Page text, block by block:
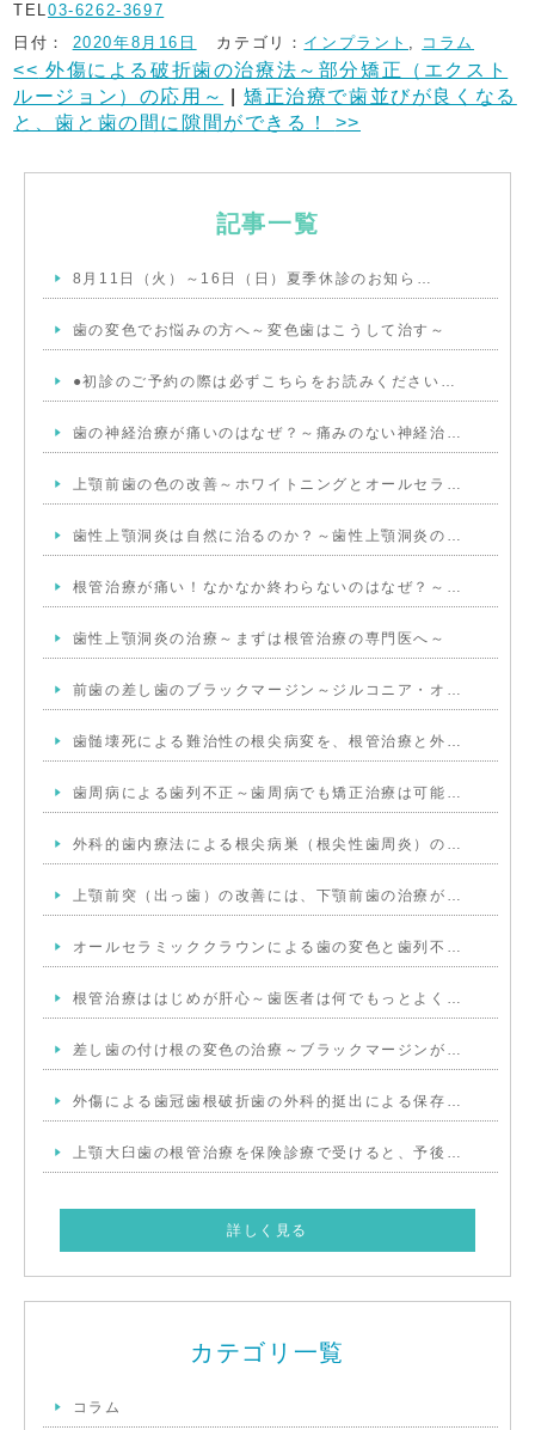
TEL03-6262-3697
日付： 2020年8月16日 カテゴリ： インプラント , コラム
<< 外傷による破折歯の治療法～部分矯正（エクスト
ルージョン）の応用～
|矯正治療で歯並びが良くなる
と、歯と歯の間に隙間ができる！ >>
記事一覧
8月11日（火）～16日（日）夏季休診のお知ら…
歯の変色でお悩みの方へ～変色歯はこうして治す～
●初診のご予約の際は必ずこちらをお読みください…
歯の神経治療が痛いのはなぜ？～痛みのない神経治…
上顎前歯の色の改善～ホワイトニングとオールセラ…
歯性上顎洞炎は自然に治るのか？～歯性上顎洞炎の…
根管治療が痛い！なかなか終わらないのはなぜ？～…
歯性上顎洞炎の治療～まずは根管治療の専門医へ～
前歯の差し歯のブラックマージン～ジルコニア・オ…
歯髄壊死による難治性の根尖病変を、根管治療と外…
歯周病による歯列不正～歯周病でも矯正治療は可能…
外科的歯内療法による根尖病巣（根尖性歯周炎）の…
上顎前突（出っ歯）の改善には、下顎前歯の治療が…
オールセラミッククラウンによる歯の変色と歯列不…
根管治療ははじめが肝心～歯医者は何でもっとよく…
差し歯の付け根の変色の治療～ブラックマージンが…
外傷による歯冠歯根破折歯の外科的挺出による保存…
上顎大臼歯の根管治療を保険診療で受けると、予後…
詳しく見る
カテゴリ一覧
コラム